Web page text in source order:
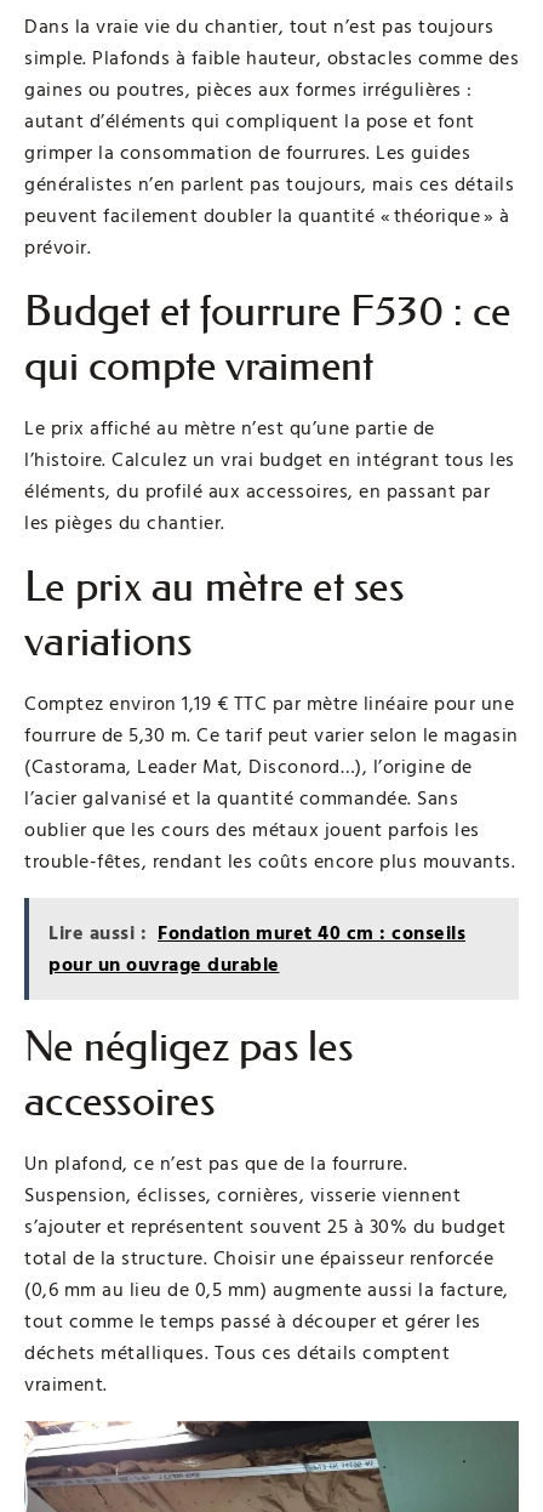
Dans la vraie vie du chantier, tout n’est pas toujours
simple. Plafonds à faible hauteur, obstacles comme des
gaines ou poutres, pièces aux formes irrégulières :
autant d’éléments qui compliquent la pose et font
grimper la consommation de fourrures. Les guides
généralistes n’en parlent pas toujours, mais ces détails
peuvent facilement doubler la quantité « théorique » à
prévoir.
Budget et fourrure F530 : ce
qui compte vraiment
Le prix affiché au mètre n’est qu’une partie de
l’histoire. Calculez un vrai budget en intégrant tous les
éléments, du profilé aux accessoires, en passant par
les pièges du chantier.
Le prix au mètre et ses
variations
Comptez environ 1,19 € TTC par mètre linéaire pour une
fourrure de 5,30 m. Ce tarif peut varier selon le magasin
(Castorama, Leader Mat, Disconord…), l’origine de
l’acier galvanisé et la quantité commandée. Sans
oublier que les cours des métaux jouent parfois les
trouble-fêtes, rendant les coûts encore plus mouvants.
Lire aussi : Fondation muret 40 cm : conseils
pour un ouvrage durable
Ne négligez pas les
accessoires
Un plafond, ce n’est pas que de la fourrure.
Suspension, éclisses, cornières, visserie viennent
s’ajouter et représentent souvent 25 à 30% du budget
total de la structure. Choisir une épaisseur renforcée
(0,6 mm au lieu de 0,5 mm) augmente aussi la facture,
tout comme le temps passé à découper et gérer les
déchets métalliques. Tous ces détails comptent
vraiment.